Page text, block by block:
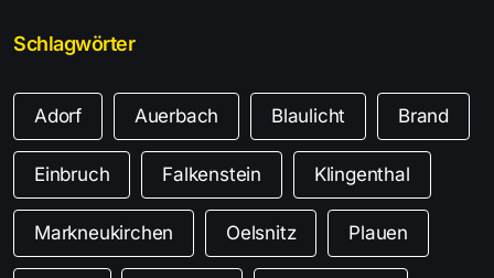
Schlagwörter
Adorf Auerbach Blaulicht Brand
Einbruch Falkenstein Klingenthal
Markneukirchen Oelsnitz Plauen